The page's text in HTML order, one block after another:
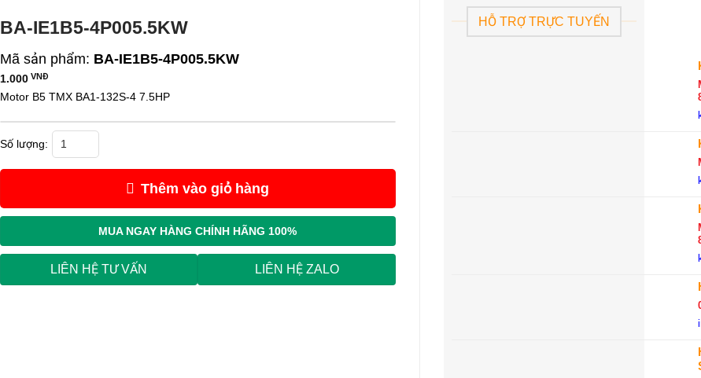
HỖ TRỢ TRỰC TUYẾN
BA-IE1B5-4P005.5KW
Mã sản phẩm: BA-IE1B5-4P005.5KW
1.000VNĐ
Motor B5 TMX BA1-132S-4 7.5HP
BA-IE1B5-4P005.5KW số lượng
Thêm vào giỏ hàng
MUA NGAY HÀNG CHÍNH HÃNG 100%
LIÊN HỆ TƯ VẤN LIÊN HỆ ZALO